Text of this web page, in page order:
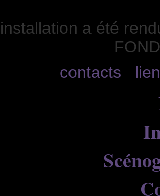
a été
contacts